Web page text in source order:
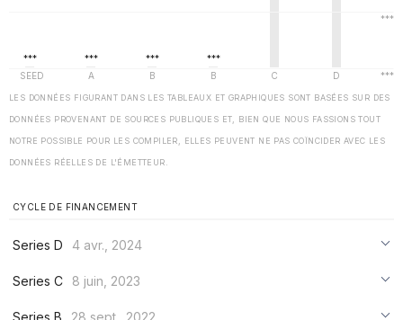
LES DONNÉES FIGURANT DANS LES TABLEAUX ET GRAPHIQUES SONT BASÉES SUR DES
DONNÉES PROVENANT DE SOURCES PUBLIQUES ET, BIEN QUE NOUS FASSIONS TOUT
NOTRE POSSIBLE POUR LES COMPILER, ELLES PEUVENT NE PAS COÏNCIDER AVEC LES
DONNÉES RÉELLES DE L'ÉMETTEUR.
CYCLE DE FINANCEMENT
Series D
4 avr., 2024
***
Series C
8 juin, 2023
***
Series B 28 sept., 2022